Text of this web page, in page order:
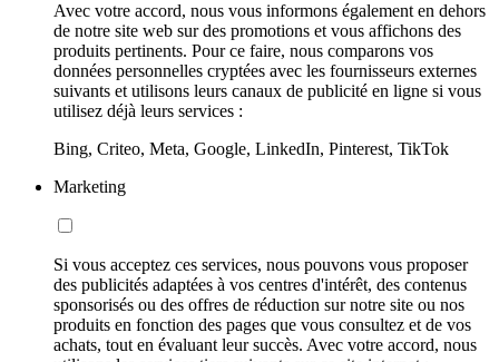
Avec votre accord, nous vous informons également en dehors
de notre site web sur des promotions et vous affichons des
produits pertinents. Pour ce faire, nous comparons vos
données personnelles cryptées avec les fournisseurs externes
suivants et utilisons leurs canaux de publicité en ligne si vous
utilisez déjà leurs services :
Bing, Criteo, Meta, Google, LinkedIn, Pinterest, TikTok
Marketing
Si vous acceptez ces services, nous pouvons vous proposer
des publicités adaptées à vos centres d'intérêt, des contenus
sponsorisés ou des offres de réduction sur notre site ou nos
produits en fonction des pages que vous consultez et de vos
achats, tout en évaluant leur succès. Avec votre accord, nous